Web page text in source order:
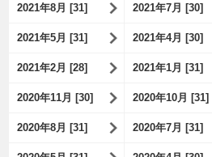
2021年8月 [31] 2021年7月 [30]
2021年5月 [31] 2021年4月 [30]
2021年2月 [28] 2021年1月 [31]
2020年11月 [30] 2020年10月 [31]
2020年8月 [31] 2020年7月 [31]